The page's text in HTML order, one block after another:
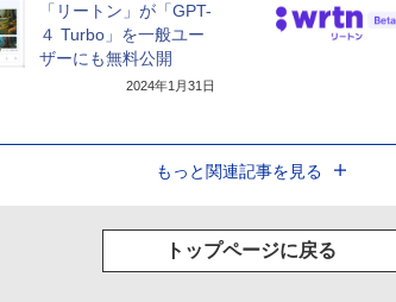
「リートン」が「GPT-
４ Turbo」を一般ユー
ザーにも無料公開
2024年1月31日
もっと関連記事を見る
トップページに戻る